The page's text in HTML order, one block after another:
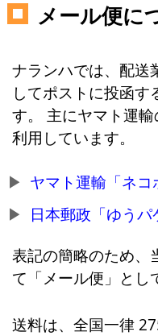
メール便に
ナランハでは、配送
してポストに投函す
す。 主にヤマト運
利用しています。
ヤマト運輸「ネ
日本郵政「ゆう
表記の簡略のため、
て「メール便」とし
送料は、全国一律